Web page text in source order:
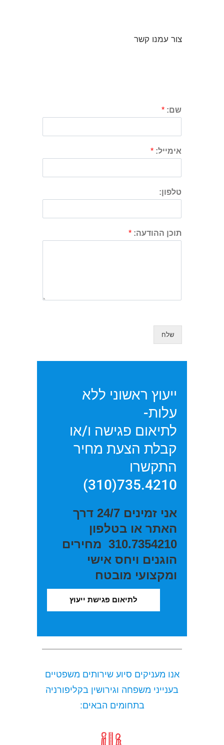
צור עמנו קשר
שם: *
אימייל: *
טלפון:
תוכן ההודעה: *
שלח
ייעוץ ראשוני ללא
עלות-
לתיאום פגישה ו/או
קבלת הצעת מחיר
התקשרו
735.4210(310)
אני זמינים 24/7 דרך
האתר או בטלפון
310.7354210 מחירים
הוגנים ויחס אישי
ומקצועי מובטח
לתיאום פגישת ייעוץ
אנו מעניקים סיוע שירותים משפטיים
בענייני משפחה וגירושין בקליפורניה
בתחומים הבאים: